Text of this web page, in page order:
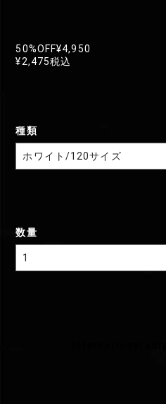
50%OFF¥4,950
¥2,475税込
種類
数量